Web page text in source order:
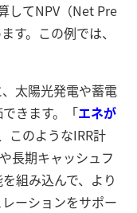
してNPV（Net Pre
す。この例では、
太陽光発電や蓄電
きます。「エネが
このようなIRR計
長期キャッシュフ
組み込んで、より
ーションをサポー